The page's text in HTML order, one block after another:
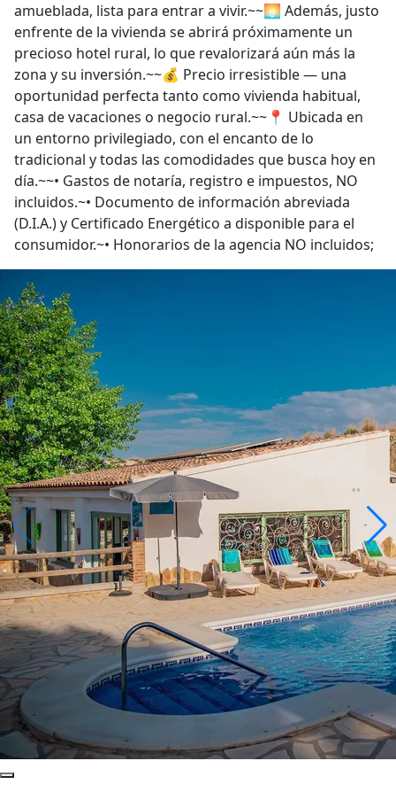
amueblada, lista para entrar a vivir.~~🌅 Además, justo
enfrente de la vivienda se abrirá próximamente un
precioso hotel rural, lo que revalorizará aún más la
zona y su inversión.~~💰 Precio irresistible — una
oportunidad perfecta tanto como vivienda habitual,
casa de vacaciones o negocio rural.~~📍 Ubicada en
un entorno privilegiado, con el encanto de lo
tradicional y todas las comodidades que busca hoy en
día.~~• Gastos de notaría, registro e impuestos, NO
incluidos.~• Documento de información abreviada
(D.I.A.) y Certificado Energético a disponible para el
consumidor.~• Honorarios de la agencia NO incluidos;